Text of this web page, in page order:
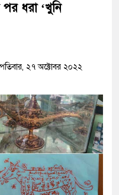
ধরা ‘খুনি
২৭ অক্টোবর ২০২২